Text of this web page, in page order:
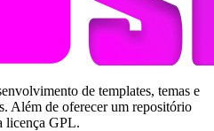
de templates, temas e
Além de oferecer um repositório
licença GPL.